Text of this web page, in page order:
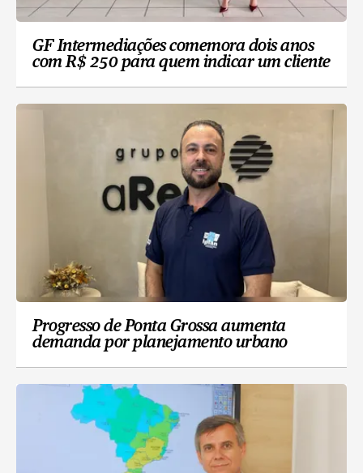
GF Intermediações comemora dois anos
com R$ 250 para quem indicar um cliente
Progresso de Ponta Grossa aumenta
demanda por planejamento urbano